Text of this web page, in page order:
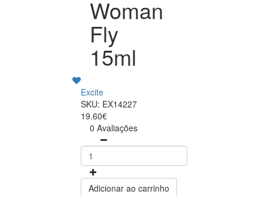
Woman
Fly
15ml
Excite
SKU: EX14227
19.60€
0 Avaliações
Adicionar ao carrinho